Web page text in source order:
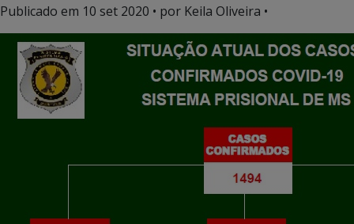
Publicado em 10 set 2020 • por Keila Oliveira •